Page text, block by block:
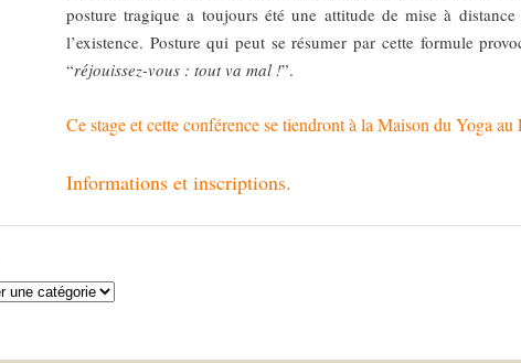
posture tragique a toujours été une attitude de mise à
l’existence. Posture qui peut se résumer par cette formule
“réjouissez-vous : tout va mal !”.
Ce stage et cette conférence se tiendront à la Maison du Yoga au
Informations et inscriptions.